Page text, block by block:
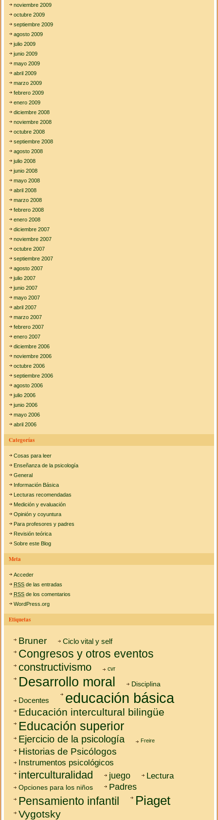
noviembre 2009
octubre 2009
septiembre 2009
agosto 2009
julio 2009
junio 2009
mayo 2009
abril 2009
marzo 2009
febrero 2009
enero 2009
diciembre 2008
noviembre 2008
octubre 2008
septiembre 2008
agosto 2008
julio 2008
junio 2008
mayo 2008
abril 2008
marzo 2008
febrero 2008
enero 2008
diciembre 2007
noviembre 2007
octubre 2007
septiembre 2007
agosto 2007
julio 2007
junio 2007
mayo 2007
abril 2007
marzo 2007
febrero 2007
enero 2007
diciembre 2006
noviembre 2006
octubre 2006
septiembre 2006
agosto 2006
julio 2006
junio 2006
mayo 2006
abril 2006
Categorías
Cosas para leer
Enseñanza de la psicología
General
Información Básica
Lecturas recomendadas
Medición y evaluación
Opinión y coyuntura
Para profesores y padres
Revisión teórica
Sobre este Blog
Meta
Acceder
RSS de las entradas
RSS de los comentarios
WordPress.org
Etiquetas
Bruner Ciclo vital y self
Congresos y otros eventos
constructivismo cvr
Desarrollo moral Disciplina
Docentes educación básica
Educación intercultural bilingüe
Educación superior
Ejercicio de la psicología Freire
Historias de Psicólogos
Instrumentos psicológicos
interculturalidad juego Lectura
Opciones para los niños Padres
Pensamiento infantil Piaget
Vygotsky